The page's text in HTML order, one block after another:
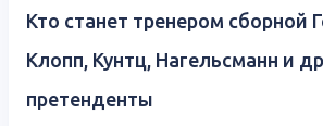
Кто станет тренером сборной
Клопп, Кунтц, Нагельсманн и
претенденты